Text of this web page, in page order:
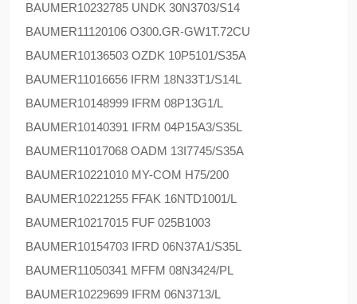
BAUMER10232785 UNDK 30N3703/S14
BAUMER11120106 O300.GR-GW1T.72CU
BAUMER10136503 OZDK 10P5101/S35A
BAUMER11016656 IFRM 18N33T1/S14L
BAUMER10148999 IFRM 08P13G1/L
BAUMER10140391 IFRM 04P15A3/S35L
BAUMER11017068 OADM 13I7745/S35A
BAUMER10221010 MY-COM H75/200
BAUMER10221255 FFAK 16NTD1001/L
BAUMER10217015 FUF 025B1003
BAUMER10154703 IFRD 06N37A1/S35L
BAUMER11050341 MFFM 08N3424/PL
BAUMER10229699 IFRM 06N3713/L